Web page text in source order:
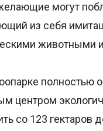
могут
из себя
полностью
центром
со 123 гектаров